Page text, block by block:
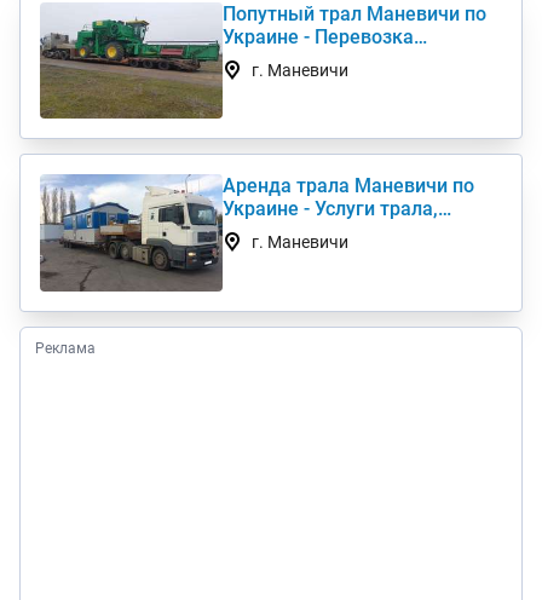
Попутный трал Маневичи по
Украине - Перевозка
негабаритных грузов
г. Маневичи
Аренда трала Маневичи по
Украине - Услуги трала,
низкорамный трал
г. Маневичи
Реклама